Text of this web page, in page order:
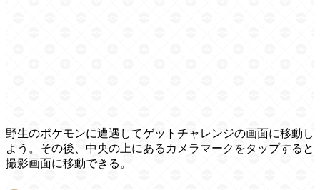
野生のポケモンに遭遇してゲットチャレンジの画面に移動し
よう。その後、中央の上にあるカメラマークをタップすると
撮影画面に移動できる。